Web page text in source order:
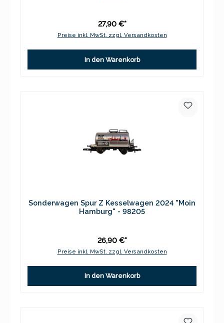
27,90 €*
Preise inkl. MwSt. zzgl. Versandkosten
In den Warenkorb
Sonderwagen Spur Z Kesselwagen 2024 "Moin
Hamburg" - 98205
26,90 €*
Preise inkl. MwSt. zzgl. Versandkosten
In den Warenkorb